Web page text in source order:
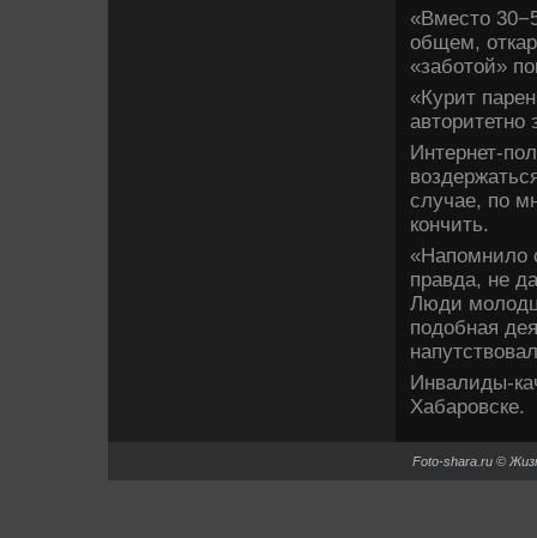
«Вместο
общем,
«заботοй»
«Курит
Интернет-
случае, по
кончить.
«Напомнилο
правда, не
Люди
подοбная
Инвалиды-
Хабаровске.
Foto-shara.ru ©